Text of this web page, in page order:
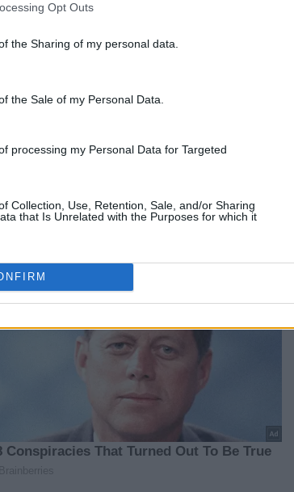
Opt Outs
the Sharing of my personal data.
the Sale of my Personal Data.
processing my Personal Data for Targeted
Collection, Use, Retention, Sale, and/or Sharing
that Is Unrelated with the Purposes for which it